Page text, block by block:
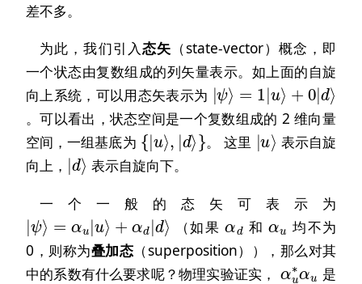
差不多。
为此，我们引入态矢 （state-vector）概念，即
一个状态由复数组成的列矢量表示。如上面的自旋
向上系统，可以用态矢表示为
|ψ ⟩
=1|u ⟩
+0|d ⟩
。可以看出，状态空间是一个复数组成的 2 维向量
空间，一组基底为
{|u ,|d⟩}
。 这里 | u ⟩
表示自旋
向上，
|d⟩
表示自旋向下。
一个一般的态矢可表示为
| = u | ⟩
+ α d （如果 αd
和 u
均不为
0，则称为叠加态 （superposition）），那么对其
中的系数有什么要求呢？物理实验证实，
αu∗αu
是